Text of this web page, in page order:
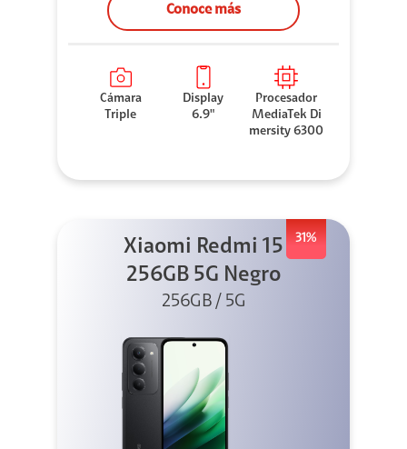
Conoce más
Cámara
Triple
Display
6.9"
Procesador
MediaTek Di
mersity 6300
31%
Xiaomi Redmi 15
256GB 5G Negro
256GB / 5G